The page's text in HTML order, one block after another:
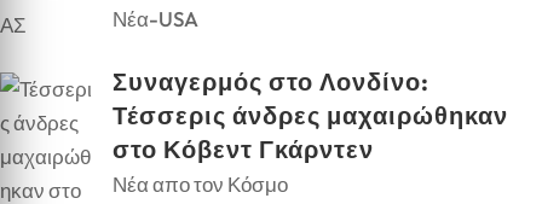
Νέα-USA
Συναγερμός στο Λονδίνο:
Τέσσερις άνδρες μαχαιρώθηκαν
στο Κόβεντ Γκάρντεν
Νέα απο τον Κόσμο